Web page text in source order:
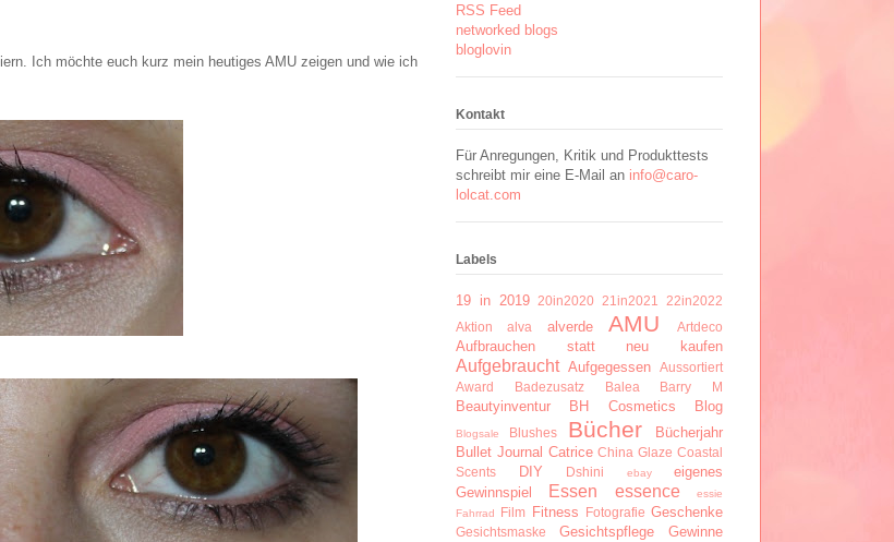
Ich möchte euch kurz mein heutiges AMU zeigen und wie ich
RSS Feed
networked blogs
bloglovin
Kontakt
Für Anregungen, Kritik und Produkttests
schreibt mir eine E-Mail an info@caro-
lolcat.com
Labels
19 in 2019 20in2020 21in2021
22in2022
Aktion
alva alverde AMU Artdeco
Aufbrauchen statt neu kaufen
Aufgebraucht Aufgegessen
Aussortiert
Award
Badezusatz Balea Barry M
Beautyinventur BH Cosmetics Blog
Blogsale Blushes Bücher
Bücherjahr
Bullet Journal Catrice China Glaze Coastal
Scents
DIY Dshini ebay
eigenes
Gewinnspiel
Essen essence
essie
Fahrrad
Film Fitness Fotografie Geschenke
Gesichtsmaske Gesichtspflege
Gewinne